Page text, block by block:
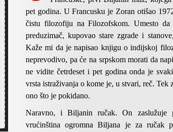
pet godina. U Francusku je Zoran otišao
čistu filozofiju na Filozofskom. Umesto
preduzimač, kupovao stare zgrade i
Kaže mi da je napisao knjigu o indijskoj
neprevodivo, pa će na srpskom morati da
ne vidite četrdeset i pet godina onda je
vrsta istraživanja o kome je, u stvari, reč. Tek
ono što je pokidano.
Naravno, i Biljanin ručak. On zaslužuje
vrućinština ogromna Biljana je za ručak